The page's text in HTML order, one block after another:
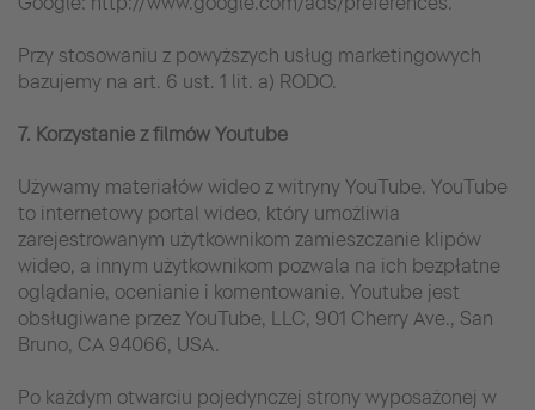
Przy stosowaniu z powyższych usług marketingowych
bazujemy na art. 6 ust. 1 lit. a) RODO.
7. Korzystanie z filmów Youtube
Używamy materiałów wideo z witryny YouTube. YouTube
to internetowy portal wideo, który umożliwia
zarejestrowanym użytkownikom zamieszczanie klipów
wideo, a innym użytkownikom pozwala na ich bezpłatne
oglądanie, ocenianie i komentowanie. Youtube jest
obsługiwane przez YouTube, LLC, 901 Cherry Ave., San
Bruno, CA 94066, USA.
Po każdym otwarciu pojedynczej strony wyposażonej w